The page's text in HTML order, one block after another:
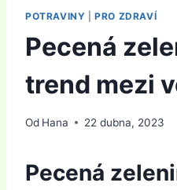
POTRAVINY |PRO ZDRAVÍ
Pecená
trend mezi
Od Hana 22 dubna, 2023
Pecená